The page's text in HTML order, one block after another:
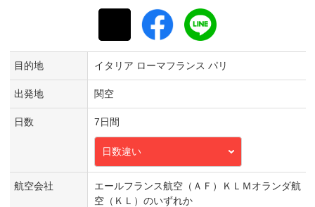
目的地 イタリア ローマフランス パリ
出発地 関空
日数 7日間
日数違い
航空会社
エールフランス航空（ＡＦ）ＫＬＭオランダ航
空（ＫＬ）のいずれか